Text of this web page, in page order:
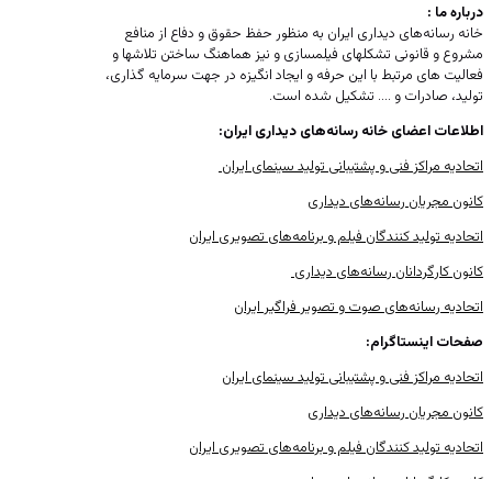
درباره ما :
خانه رسانه‌های دیداری ایران به منظور حفظ حقوق و دفاع از منافع
مشروع و قانونی تشکلهای فیلمسازی و نیز هماهنگ ساختن تلاشها و
فعالیت های مرتبط با این حرفه و ایجاد انگیزه در جهت سرمایه گذاری،
تولید، صادرات و …. تشکیل شده ‌است.
اطلاعات اعضای خانه رسانه‌های دیداری ایران:
اتحادیه مراکز فنی و پشتیبانی تولید سینمای ایران​
کانون مجریان رسانه‌های دیداری
​اتحادیه تولید کنندگان فیلم و برنامه‌های تصویری ایران
کانون کارگردانان رسانه‌های دیداری
اتحادیه رسانه‌های صوت و تصویر فراگیر ایران
صفحات اینستاگرام:
اتحادیه مراکز فنی و پشتیبانی تولید سینمای ایران​
کانون مجریان رسانه‌های دیداری
​اتحادیه تولید کنندگان فیلم و برنامه‌های تصویری ایران